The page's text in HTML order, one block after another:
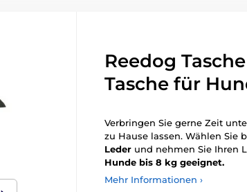
Reedog
Tasche für
Verbringen Sie gerne Zeit
zu Hause lassen. Wählen Sie
Leder und nehmen Sie Ihren
Hunde bis 8 kg geeignet.
Mehr Informationen ›